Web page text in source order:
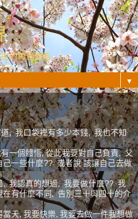
的每個情緒...
▼
, 我口袋裡有多少本錢, 我也不知
一個體悟, 從此我要對自己負責, 父
一些什麼?? 或者說 該讓自己去做
, 我認真的想過, 我要做什麼?? 我
有什麼不同, 告別三十與四十的介
天, 我要快樂, 我要去做一件我想做